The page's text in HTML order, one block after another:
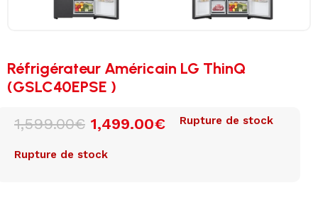
Réfrigérateur Américain LG ThinQ
(GSLC40EPSE )
1,599.00€ 1,499.00€ Rupture de stock
Rupture de stock